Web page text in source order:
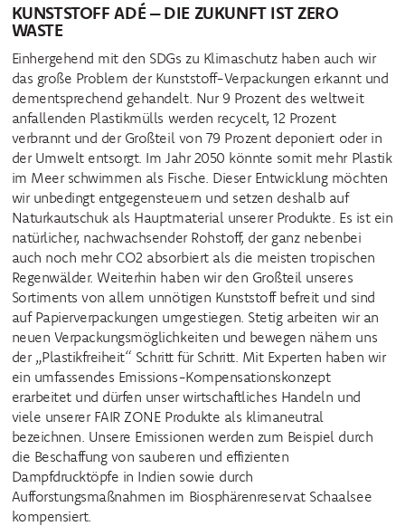
KUNSTSTOFF ADÉ – DIE ZUKUNFT IST ZERO
WASTE
Einhergehend mit den SDGs zu Klimaschutz haben auch wir
das große Problem der Kunststoff-Verpackungen erkannt und
dementsprechend gehandelt. Nur 9 Prozent des weltweit
anfallenden Plastikmülls werden recycelt, 12 Prozent
verbrannt und der Großteil von 79 Prozent deponiert oder in
der Umwelt entsorgt. Im Jahr 2050 könnte somit mehr Plastik
im Meer schwimmen als Fische. Dieser Entwicklung möchten
wir unbedingt entgegensteuern und setzen deshalb auf
Naturkautschuk als Hauptmaterial unserer Produkte. Es ist ein
natürlicher, nachwachsender Rohstoff, der ganz nebenbei
auch noch mehr CO2 absorbiert als die meisten tropischen
Regenwälder. Weiterhin haben wir den Großteil unseres
Sortiments von allem unnötigen Kunststoff befreit und sind
auf Papierverpackungen umgestiegen. Stetig arbeiten wir an
neuen Verpackungsmöglichkeiten und bewegen nähern uns
der „Plastikfreiheit“ Schritt für Schritt. Mit Experten haben wir
ein umfassendes Emissions-Kompensationskonzept
erarbeitet und dürfen unser wirtschaftliches Handeln und
viele unserer FAIR ZONE Produkte als klimaneutral
bezeichnen. Unsere Emissionen werden zum Beispiel durch
die Beschaffung von sauberen und effizienten
Dampfdrucktöpfe in Indien sowie durch
Aufforstungsmaßnahmen im Biosphärenreservat Schaalsee
kompensiert.